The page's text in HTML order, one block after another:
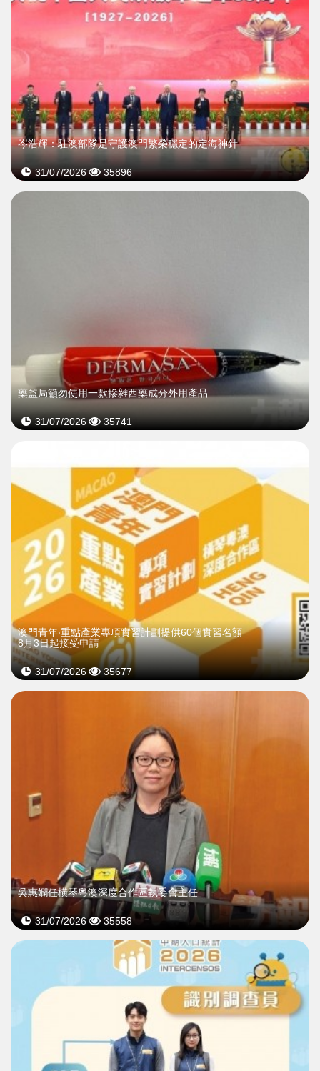
岑浩輝：駐澳部隊是守護澳門繁榮穩定的定海神針
31/07/2026 35896
藥監局籲勿使用一款摻雜西藥成分外用產品
31/07/2026 35741
澳門青年‧重點產業專項實習計劃提供60個實習名額
8月3日起接受申請
31/07/2026 35677
吳惠嫻任橫琴粵澳深度合作區執委會主任
31/07/2026 35558